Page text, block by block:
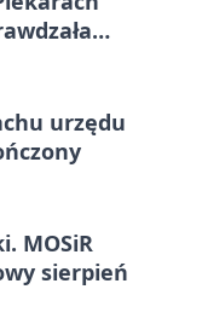
urzędu
MOSiR
sierpień